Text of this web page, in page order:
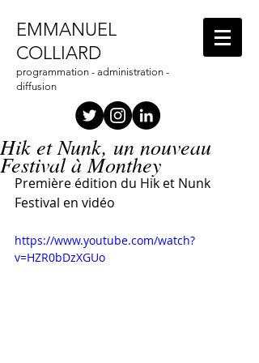
EMMANUEL
COLLIARD
programmation - administration -
diffusion
Hik et Nunk, un nouveau
Festival à Monthey
Première édition du Hik et Nunk
Festival en vidéo
https://www.youtube.com/watch?
v=HZR0bDzXGUo